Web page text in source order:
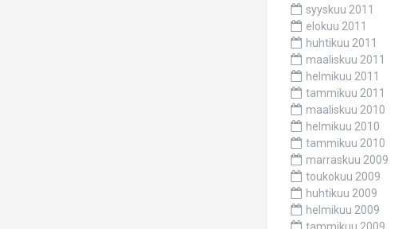
syyskuu 2011
elokuu 2011
huhtikuu 2011
maaliskuu 2011
helmikuu 2011
tammikuu 2011
maaliskuu 2010
helmikuu 2010
tammikuu 2010
marraskuu 2009
toukokuu 2009
huhtikuu 2009
helmikuu 2009